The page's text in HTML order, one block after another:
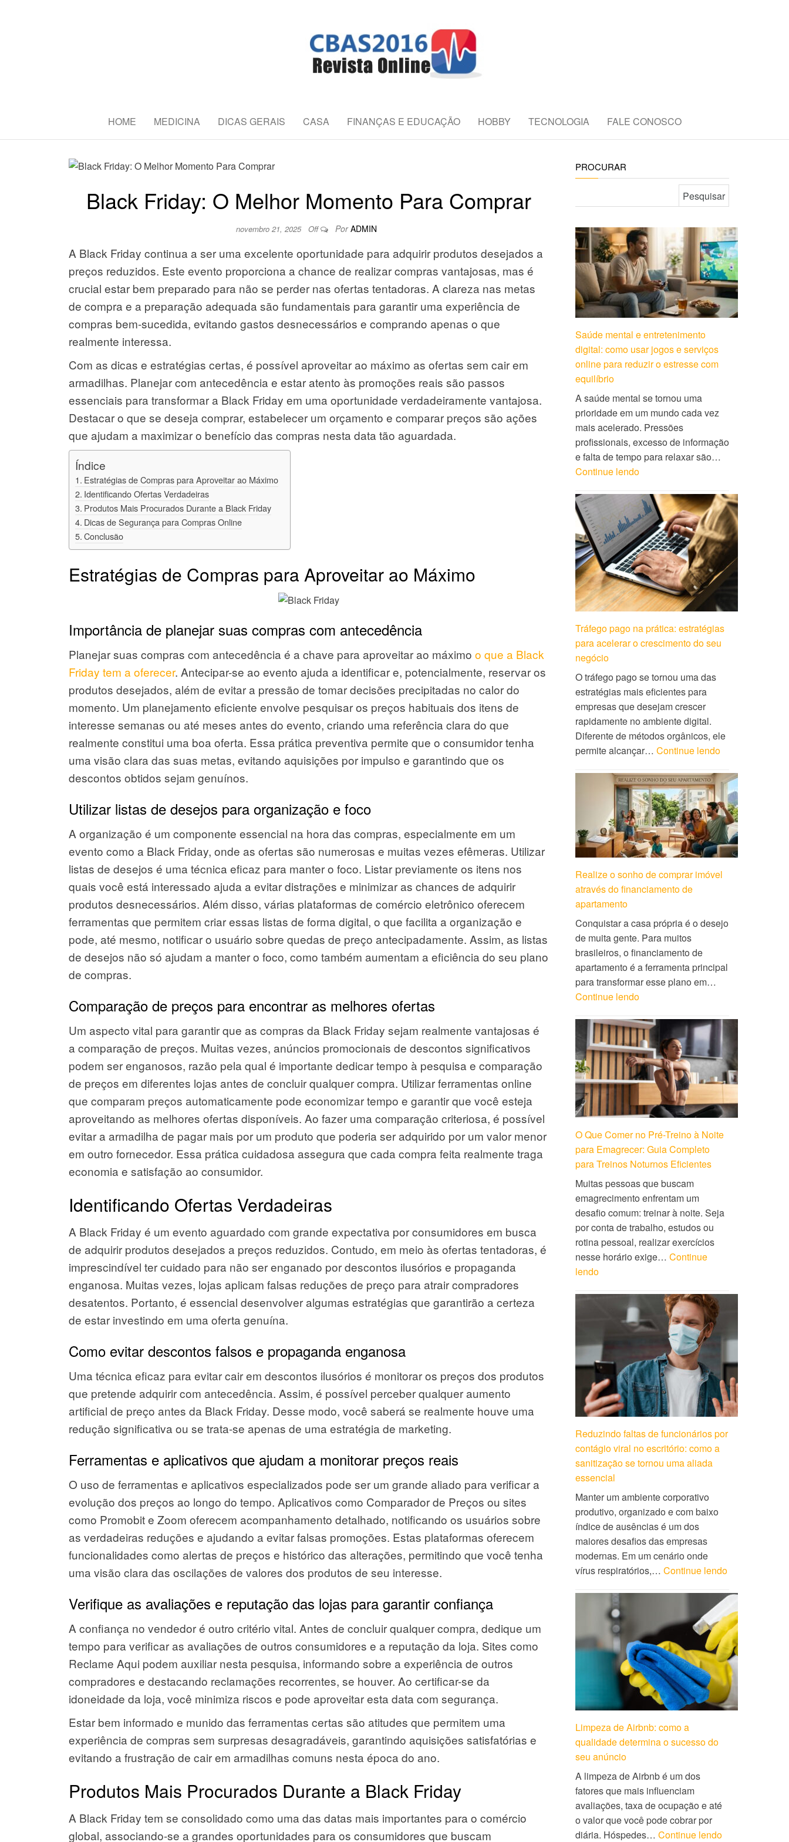
HOME MEDICINA DICAS GERAIS CASA FINANÇAS E EDUCAÇÃO HOBBY TECNOLOGIA FALE CONOSCO
Black Friday: O Melhor Momento Para Comprar
novembro 21, 2025 Off Por ADMIN
A Black Friday continua a ser uma excelente oportunidade para adquirir produtos desejados a
preços reduzidos. Este evento proporciona a chance de realizar compras vantajosas, mas é
crucial estar bem preparado para não se perder nas ofertas tentadoras. A clareza nas metas
de compra e a preparação adequada são fundamentais para garantir uma experiência de
compras bem-sucedida, evitando gastos desnecessários e comprando apenas o que
realmente interessa.
Com as dicas e estratégias certas, é possível aproveitar ao máximo as ofertas sem cair em
armadilhas. Planejar com antecedência e estar atento às promoções reais são passos
essenciais para transformar a Black Friday em uma oportunidade verdadeiramente vantajosa.
Destacar o que se deseja comprar, estabelecer um orçamento e comparar preços são ações
que ajudam a maximizar o benefício das compras nesta data tão aguardada.
Índice
Estratégias de Compras para Aproveitar ao Máximo
Identificando Ofertas Verdadeiras
Produtos Mais Procurados Durante a Black Friday
Dicas de Segurança para Compras Online
Conclusão
Estratégias de Compras para Aproveitar ao Máximo
Importância de planejar suas compras com antecedência
Planejar suas compras com antecedência é a chave para aproveitar ao máximo o que a Black
Friday tem a oferecer. Antecipar-se ao evento ajuda a identificar e, potencialmente, reservar os
produtos desejados, além de evitar a pressão de tomar decisões precipitadas no calor do
momento. Um planejamento eficiente envolve pesquisar os preços habituais dos itens de
interesse semanas ou até meses antes do evento, criando uma referência clara do que
realmente constitui uma boa oferta. Essa prática preventiva permite que o consumidor tenha
uma visão clara das suas metas, evitando aquisições por impulso e garantindo que os
descontos obtidos sejam genuínos.
Utilizar listas de desejos para organização e foco
A organização é um componente essencial na hora das compras, especialmente em um
evento como a Black Friday, onde as ofertas são numerosas e muitas vezes efêmeras. Utilizar
listas de desejos é uma técnica eficaz para manter o foco. Listar previamente os itens nos
quais você está interessado ajuda a evitar distrações e minimizar as chances de adquirir
produtos desnecessários. Além disso, várias plataformas de comércio eletrônico oferecem
ferramentas que permitem criar essas listas de forma digital, o que facilita a organização e
pode, até mesmo, notificar o usuário sobre quedas de preço antecipadamente. Assim, as listas
de desejos não só ajudam a manter o foco, como também aumentam a eficiência do seu plano
de compras.
Comparação de preços para encontrar as melhores ofertas
Um aspecto vital para garantir que as compras da Black Friday sejam realmente vantajosas é
a comparação de preços. Muitas vezes, anúncios promocionais de descontos significativos
podem ser enganosos, razão pela qual é importante dedicar tempo à pesquisa e comparação
de preços em diferentes lojas antes de concluir qualquer compra. Utilizar ferramentas online
que comparam preços automaticamente pode economizar tempo e garantir que você esteja
aproveitando as melhores ofertas disponíveis. Ao fazer uma comparação criteriosa, é possível
evitar a armadilha de pagar mais por um produto que poderia ser adquirido por um valor menor
em outro fornecedor. Essa prática cuidadosa assegura que cada compra feita realmente traga
economia e satisfação ao consumidor.
Identificando Ofertas Verdadeiras
A Black Friday é um evento aguardado com grande expectativa por consumidores em busca
de adquirir produtos desejados a preços reduzidos. Contudo, em meio às ofertas tentadoras, é
imprescindível ter cuidado para não ser enganado por descontos ilusórios e propaganda
enganosa. Muitas vezes, lojas aplicam falsas reduções de preço para atrair compradores
desatentos. Portanto, é essencial desenvolver algumas estratégias que garantirão a certeza
de estar investindo em uma oferta genuína.
Como evitar descontos falsos e propaganda enganosa
Uma técnica eficaz para evitar cair em descontos ilusórios é monitorar os preços dos produtos
que pretende adquirir com antecedência. Assim, é possível perceber qualquer aumento
artificial de preço antes da Black Friday. Desse modo, você saberá se realmente houve uma
redução significativa ou se trata-se apenas de uma estratégia de marketing.
Ferramentas e aplicativos que ajudam a monitorar preços reais
O uso de ferramentas e aplicativos especializados pode ser um grande aliado para verificar a
evolução dos preços ao longo do tempo. Aplicativos como Comparador de Preços ou sites
como Promobit e Zoom oferecem acompanhamento detalhado, notificando os usuários sobre
as verdadeiras reduções e ajudando a evitar falsas promoções. Estas plataformas oferecem
funcionalidades como alertas de preços e histórico das alterações, permitindo que você tenha
uma visão clara das oscilações de valores dos produtos de seu interesse.
Verifique as avaliações e reputação das lojas para garantir confiança
A confiança no vendedor é outro critério vital. Antes de concluir qualquer compra, dedique um
tempo para verificar as avaliações de outros consumidores e a reputação da loja. Sites como
Reclame Aqui podem auxiliar nesta pesquisa, informando sobre a experiência de outros
compradores e destacando reclamações recorrentes, se houver. Ao certificar-se da
idoneidade da loja, você minimiza riscos e pode aproveitar esta data com segurança.
Estar bem informado e munido das ferramentas certas são atitudes que permitem uma
experiência de compras sem surpresas desagradáveis, garantindo aquisições satisfatórias e
evitando a frustração de cair em armadilhas comuns nesta época do ano.
Produtos Mais Procurados Durante a Black Friday
A Black Friday tem se consolidado como uma das datas mais importantes para o comércio
global, associando-se a grandes oportunidades para os consumidores que buscam
PROCURAR
Saúde mental e entretenimento
digital: como usar jogos e serviços
online para reduzir o estresse com
equilíbrio
A saúde mental se tornou uma
prioridade em um mundo cada vez
mais acelerado. Pressões
profissionais, excesso de informação
e falta de tempo para relaxar são…
Continue lendo
Tráfego pago na prática: estratégias
para acelerar o crescimento do seu
negócio
O tráfego pago se tornou uma das
estratégias mais eficientes para
empresas que desejam crescer
rapidamente no ambiente digital.
Diferente de métodos orgânicos, ele
permite alcançar… Continue lendo
Realize o sonho de comprar imóvel
através do financiamento de
apartamento
Conquistar a casa própria é o desejo
de muita gente. Para muitos
brasileiros, o financiamento de
apartamento é a ferramenta principal
para transformar esse plano em…
Continue lendo
O Que Comer no Pré-Treino à Noite
para Emagrecer: Guia Completo
para Treinos Noturnos Eficientes
Muitas pessoas que buscam
emagrecimento enfrentam um
desafio comum: treinar à noite. Seja
por conta de trabalho, estudos ou
rotina pessoal, realizar exercícios
nesse horário exige… Continue
lendo
Reduzindo faltas de funcionários por
contágio viral no escritório: como a
sanitização se tornou uma aliada
essencial
Manter um ambiente corporativo
produtivo, organizado e com baixo
índice de ausências é um dos
maiores desafios das empresas
modernas. Em um cenário onde
vírus respiratórios,… Continue lendo
Limpeza de Airbnb: como a
qualidade determina o sucesso do
seu anúncio
A limpeza de Airbnb é um dos
fatores que mais influenciam
avaliações, taxa de ocupação e até
o valor que você pode cobrar por
diária. Hóspedes… Continue lendo